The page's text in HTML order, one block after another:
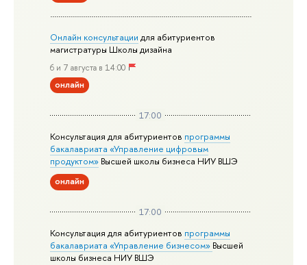
Онлайн консультации для абитуриентов
магистратуры Школы дизайна
6 и 7 августа в 14:00
онлайн
17:00
Консультация для абитуриентов программы
бакалавриата «Управление цифровым
продуктом» Высшей школы бизнеса НИУ ВШЭ
онлайн
17:00
Консультация для абитуриентов программы
бакалавриата «Управление бизнесом» Высшей
школы бизнеса НИУ ВШЭ